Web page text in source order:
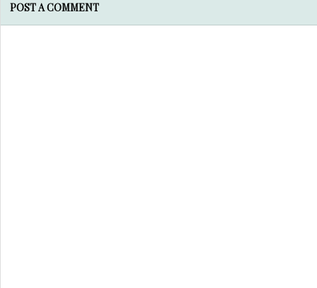
POST A COMMENT